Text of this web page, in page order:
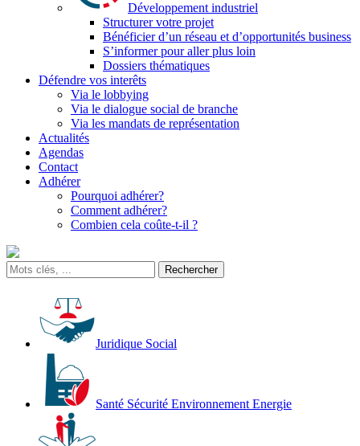
Développement industriel
Structurer votre projet
Bénéficier d’un réseau et d’opportunités business
S’informer pour aller plus loin
Dossiers thématiques
Défendre vos interêts
Via le lobbying
Via le dialogue social de branche
Via les mandats de représentation
Actualités
Agendas
Contact
Adhérer
Pourquoi adhérer?
Comment adhérer?
Combien cela coûte-t-il ?
Juridique Social
Santé Sécurité Environnement Energie